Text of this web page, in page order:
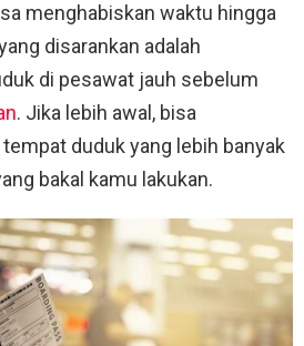
menghabiskan waktu hingga
disarankan adalah
di pesawat jauh sebelum
. Jika lebih awal, bisa
duduk yang lebih banyak
bakal kamu lakukan.